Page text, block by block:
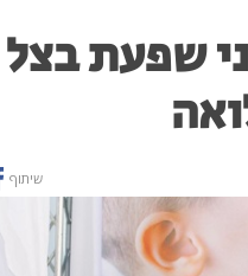
שפעת בצל
שיתוף